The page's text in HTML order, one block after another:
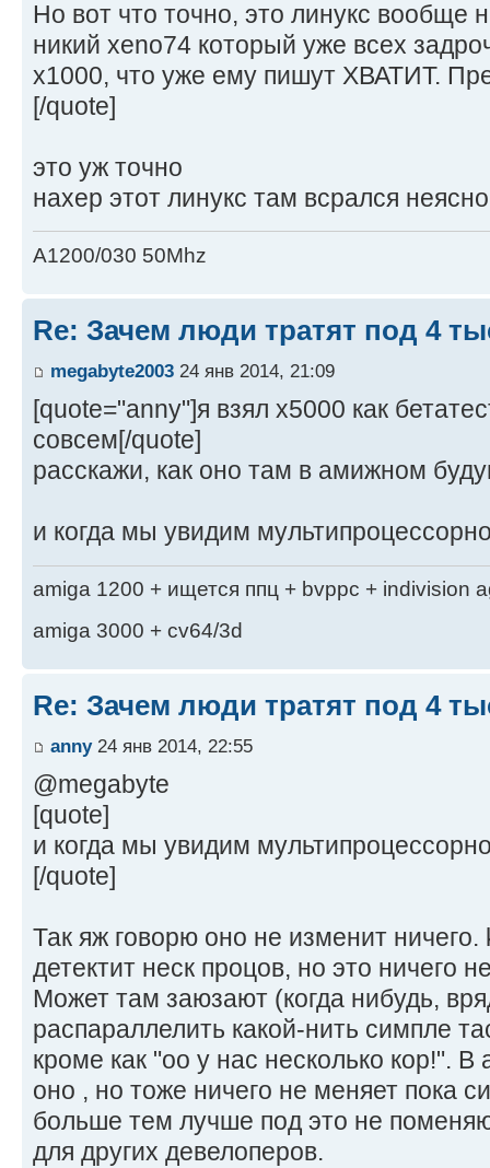
Но вот что точно, это линукс вообще
никий xeno74 который уже всех
x1000, что уже ему пишут ХВАТИТ.
[/quote]
это уж точно
нахер этот линукс там всрался неясно
A1200/030 50Mhz
Re: Зачем люди тратят под 4
megabyte2003 24 янв 2014, 21:09
[quote="anny"]я взял x5000 как
совсем[/quote]
расскажи, как оно там в амижном
и когда мы увидим
amiga 1200 + ищется ппц + bvppc + indivision
amiga 3000 + cv64/3d
Re: Зачем люди тратят под 4
anny24 янв 2014, 22:55
@megabyte
[quote]
и когда мы увидим
[/quote]
Так яж говорю оно не изменит
детектит неск процов, но это ничего
Может там заюзают (когда нибудь,
распараллелить какой-нить симпле
кроме как "оо у нас несколько кор!".
оно , но тоже ничего не меняет пока
больше тем лучше под это не
для других девелоперов.